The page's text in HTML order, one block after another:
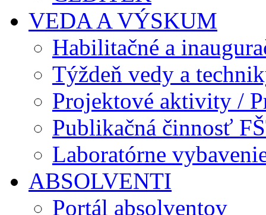
VEDA A VÝSKUM
Habilitačné a
Týždeň vedy a
Projektové aktivity /
Publikačná činnosť
Laboratórne
ABSOLVENTI
Portál absolventov